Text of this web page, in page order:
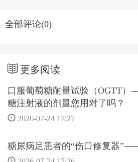
全部评论(0)
更多阅读
口服葡萄糖耐量试验（OGTT
糖注射液的剂量您用对了吗？
2026-07-24 17:27
糖尿病足患者的“伤口修复器